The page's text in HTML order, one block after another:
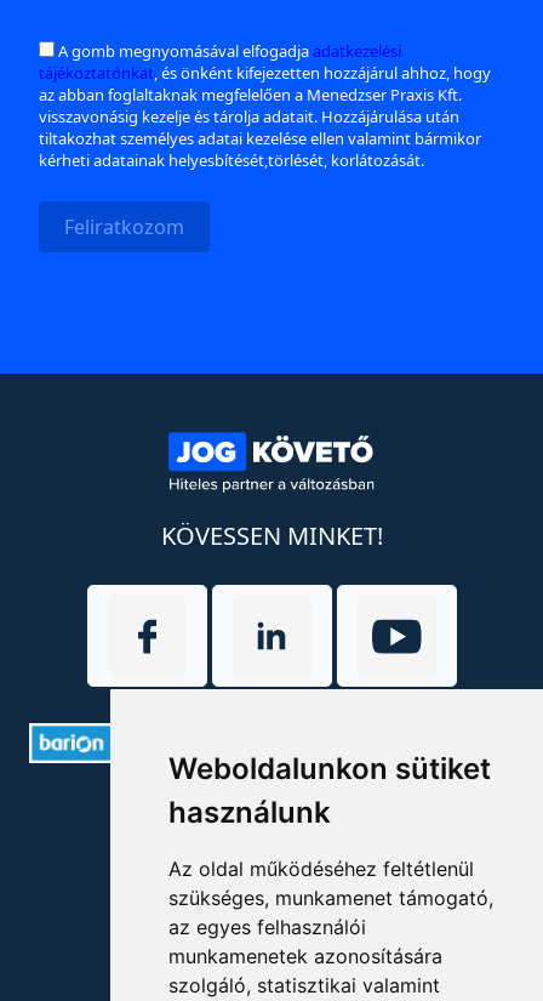
Weboldalunkon sütiket
használunk
Az oldal működéséhez feltétlenül
szükséges, munkamenet támogató,
az egyes felhasználói
munkamenetek azonosítására
szolgáló, statisztikai valamint
A gomb megnyomásával elfogadjaadatkezelési
tájékoztatónkat, és önként kifejezetten hozzájárul ahhoz, hogy
az abban foglaltaknak megfelelően a Menedzser Praxis Kft.
visszavonásig kezelje és tárolja adatait. Hozzájárulása után
tiltakozhat személyes adatai kezelése ellen valamint bármikor
kérheti adatainak helyesbítését,törlését, korlátozását.
Feliratkozom
KÖVESSEN MINKET!
ELÉRHETŐSÉGEK
+36 1 880 7600
info@mprx.hu